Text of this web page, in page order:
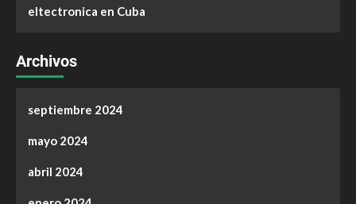
eltectronica en Cuba
Archivos
septiembre 2024
mayo 2024
abril 2024